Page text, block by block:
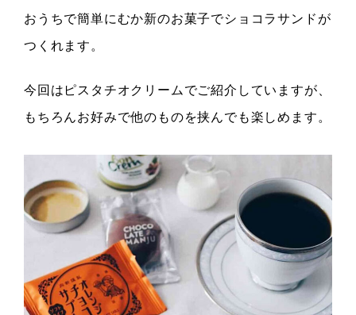
おうちで簡単にむか新のお菓子でショコラサンドが
つくれます。
今回はピスタチオクリームでご紹介していますが、
もちろんお好みで他のものを挟んでも楽しめます。